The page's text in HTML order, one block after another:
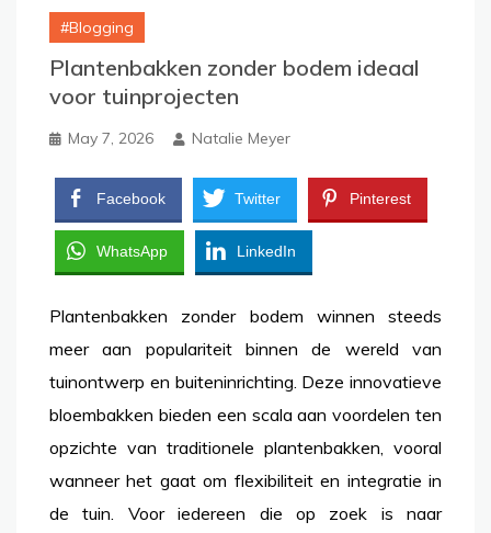
Blogging
Plantenbakken zonder bodem ideaal
voor tuinprojecten
May 7, 2026 Natalie Meyer
Facebook Twitter Pinterest
WhatsApp LinkedIn
Plantenbakken zonder bodem winnen steeds
meer aan populariteit binnen de wereld van
tuinontwerp en buiteninrichting. Deze innovatieve
bloembakken bieden een scala aan voordelen ten
opzichte van traditionele plantenbakken, vooral
wanneer het gaat om flexibiliteit en integratie in
de tuin. Voor iedereen die op zoek is naar